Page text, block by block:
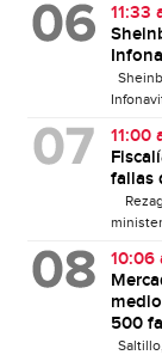
11:33
11:00
fallas
10:06
500